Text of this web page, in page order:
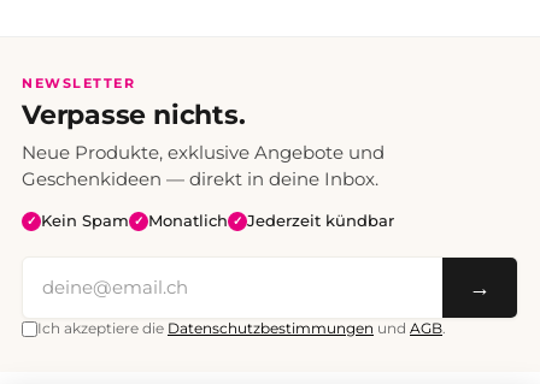
NEWSLETTER
Verpasse nichts.
Neue Produkte, exklusive Angebote und
Geschenkideen — direkt in deine Inbox.
✓ Kein Spam ✓ Monatlich ✓ Jederzeit kündbar
→
Ich akzeptiere die Datenschutzbestimmungen und AGB.